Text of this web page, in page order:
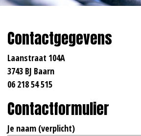
Contactgegevens
Laanstraat 104A
3743 BJ Baarn
06 218 54 515
Contactformulier
Je naam (verplicht)